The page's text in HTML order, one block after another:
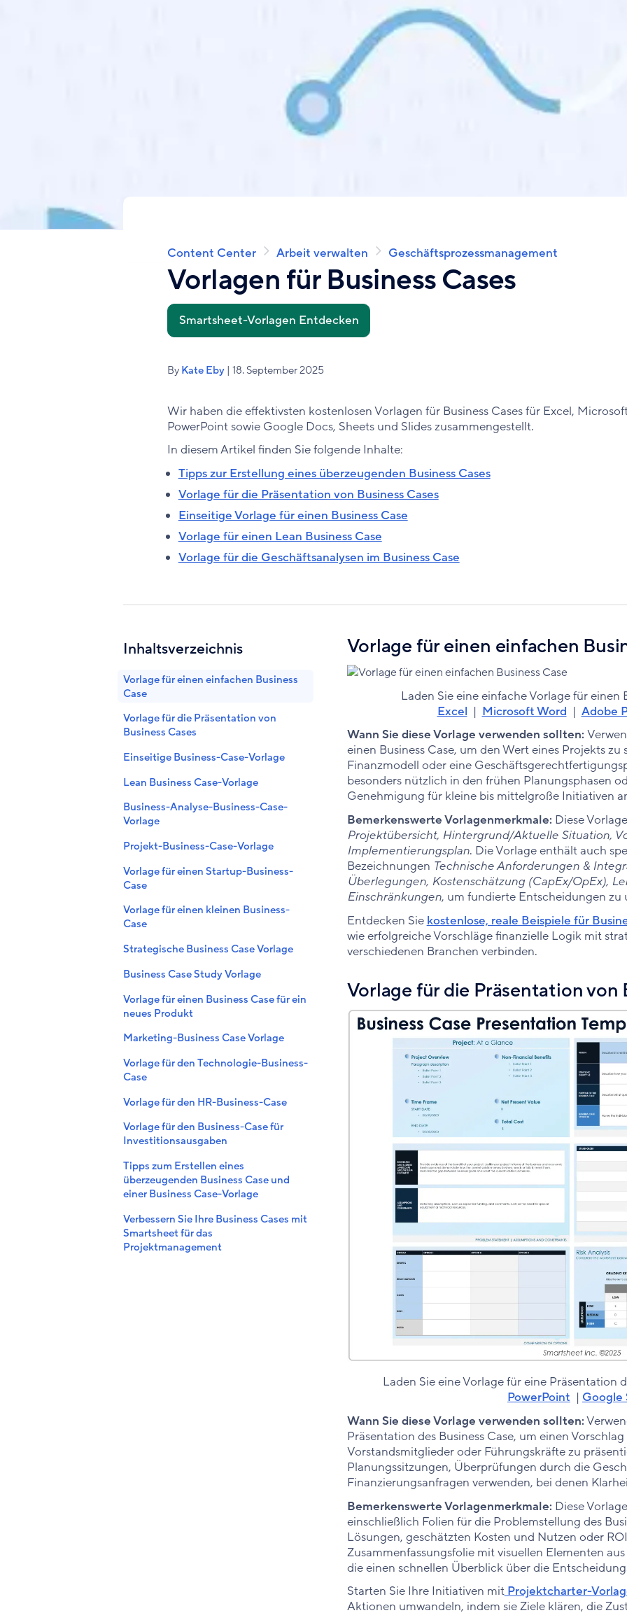
Pfadnavigation
Content Center Arbeit verwalten Geschäftsprozessmanagement
Vorlagen für Business Cases
Smartsheet-Vorlagen Entdecken
By Kate Eby| 18. September 2025
Wir haben die effektivsten kostenlosen Vorlagen für Business Cases für Excel,
PowerPoint sowie Google Docs, Sheets und Slides zusammengestellt.
In diesem Artikel finden Sie folgende Inhalte:
Tipps zur Erstellung eines überzeugenden Business Cases
Vorlage für die Präsentation von Business Cases
Einseitige Vorlage für einen Business Case
Vorlage für einen Lean Business Case
Vorlage für die Geschäftsanalysen im Business Case
Inhaltsverzeichnis
Vorlage für einen einfachen Business
Case
Vorlage für die Präsentation von
Business Cases
Einseitige Business-Case-Vorlage
Lean Business Case-Vorlage
Business-Analyse-Business-Case-
Vorlage
Projekt-Business-Case-Vorlage
Vorlage für einen Startup-Business-
Case
Vorlage für einen kleinen Business-
Case
Strategische Business Case Vorlage
Business Case Study Vorlage
Vorlage für einen Business Case für ein
neues Produkt
Marketing-Business Case Vorlage
Vorlage für den Technologie-Business-
Case
Vorlage für den HR-Business-Case
Vorlage für den Business-Case für
Investitionsausgaben
Tipps zum Erstellen eines
überzeugenden Business Case und
einer Business Case-Vorlage
Verbessern Sie Ihre Business Cases mit
Smartsheet für das
Projektmanagement
Vorlage für einen einfachen
Laden Sie eine einfache Vorlage für einen
Excel | Microsoft Word | Adobe
Wann Sie diese Vorlage verwenden sollten:
einen Business Case, um den Wert eines Projekts
Finanzmodell oder eine
besonders nützlich in den frühen Planungsphasen
Genehmigung für kleine bis mittelgroße Initiativen
Bemerkenswerte Vorlagenmerkmale: Diese
Projektübersicht, Hintergrund/Aktuelle Situation,
Implementierungsplan. Die Vorlage enthält auch
Bezeichnungen Technische Anforderungen &
Überlegungen, Kostenschätzung (CapEx/OpEx),
Einschränkungen, um fundierte Entscheidungen zu
Entdecken Sie kostenlose, reale Beispiele für
wie erfolgreiche Vorschläge finanzielle Logik mit
verschiedenen Branchen verbinden.
Vorlage für die Präsentation von
Laden Sie eine Vorlage für eine Präsentation
PowerPoint | Google
Wann Sie diese Vorlage verwenden sollten:
Präsentation des Business Case, um einen
Vorstandsmitglieder oder Führungskräfte zu
Planungssitzungen, Überprüfungen durch die
Finanzierungsanfragen verwenden, bei denen
Bemerkenswerte Vorlagenmerkmale: Diese
einschließlich Folien für die Problemstellung des
Lösungen, geschätzten Kosten und Nutzen oder
Zusammenfassungsfolie mit visuellen Elementen
die einen schnellen Überblick über die
Starten Sie Ihre Initiativen mitProjektcharter-
Aktionen umwandeln, indem sie Ziele klären, die